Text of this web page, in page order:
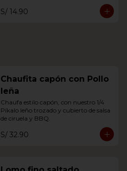
S/ 14.90
Chaufita capón con Pollo
leña
Chaufa estilo capón, con nuestro 1/4
Píkalo leño trozado y cubierto de salsa
de ciruela y BBQ.
S/ 32.90